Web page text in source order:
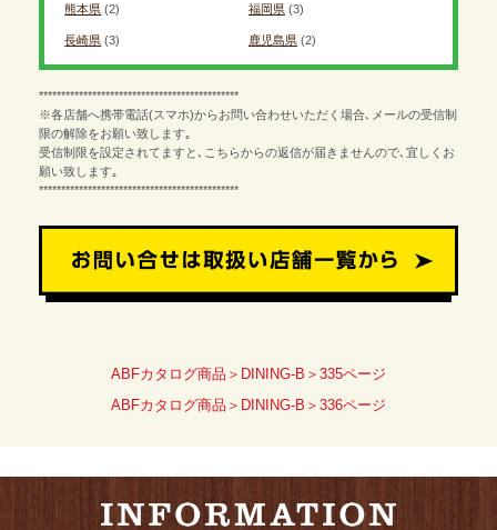
熊本県 (2) 福岡県(3)
長崎県 (3) 鹿児島県(2)
*********************************************
※各店舗へ携帯電話(スマホ)からお問い合わせいただく場合､メールの受信制
限の解除をお願い致します｡
受信制限を設定されてますと､こちらからの返信が届きませんので､宜しくお
願い致します｡
*********************************************
ABFカタログ商品＞DINING-B＞335ページ
ABFカタログ商品＞DINING-B＞336ページ